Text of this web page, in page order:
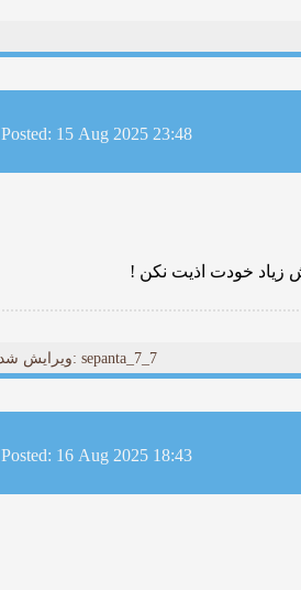
Posted: 15 Aug 2025 23:48
زیاد خودت اذیت نکن !
ویرایش شده توسط: sepanta_7_7
Posted: 16 Aug 2025 18:43